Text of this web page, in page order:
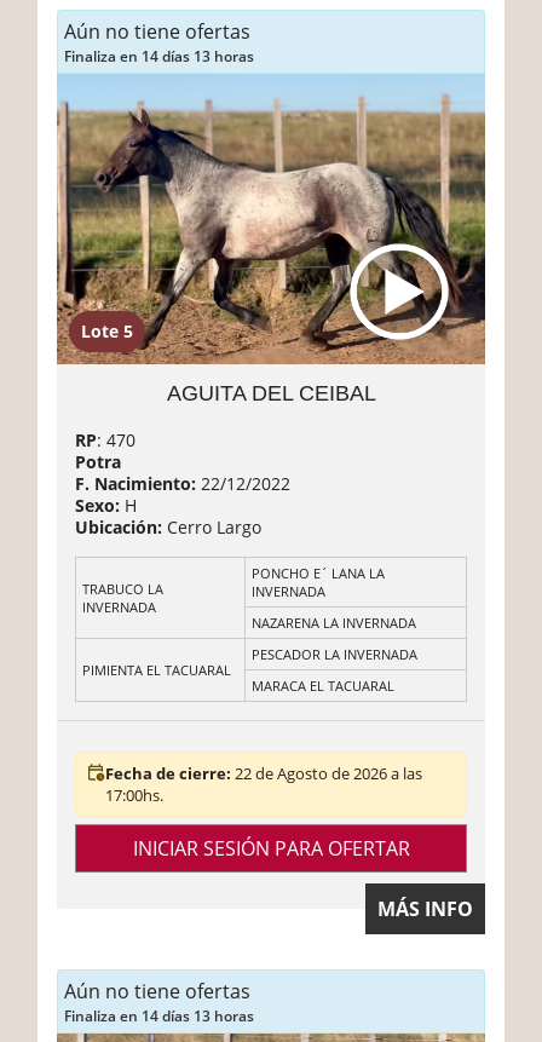
Aún no tiene ofertas
Finaliza en 14 días 13 horas
Lote 5
AGUITA DEL CEIBAL
RP: 470
Potra
F. Nacimiento: 22/12/2022
Sexo: H
Ubicación: Cerro Largo
TRABUCO LA
INVERNADA
PONCHO E´ LANA LA
INVERNADA
NAZARENA LA INVERNADA
PIMIENTA EL TACUARAL
PESCADOR LA INVERNADA
MARACA EL TACUARAL
Fecha de cierre: 22 de Agosto de 2026 a las
17:00hs.
INICIAR SESIÓN PARA OFERTAR
MÁS INFO
Aún no tiene ofertas
Finaliza en 14 días 13 horas